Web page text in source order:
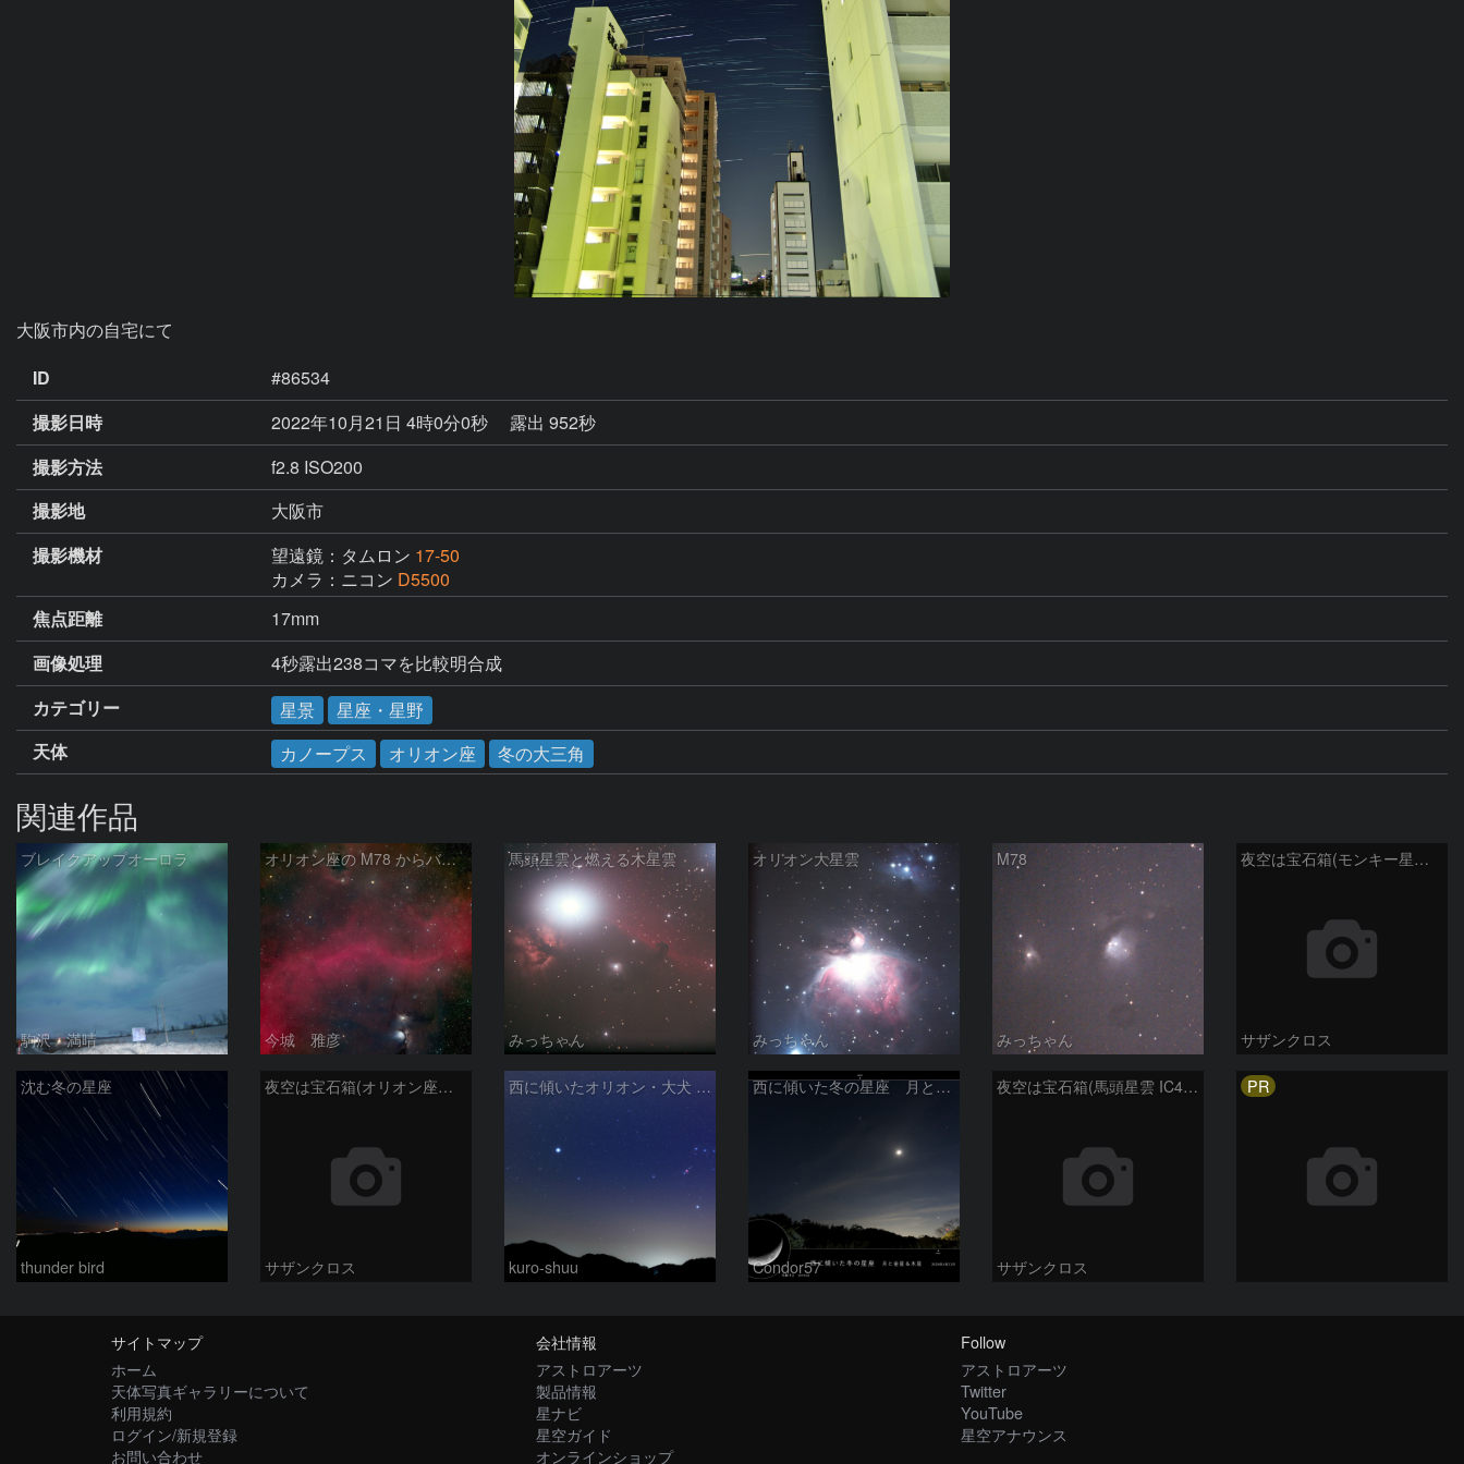
大阪市内の自宅にて
ID
#86534
撮影日時
2022年10月21日 4時0分0秒
露出 952秒
撮影方法
f2.8 ISO200
撮影地
大阪市
撮影機材
望遠鏡：タムロン 17-50
カメラ：ニコン D5500
焦点距離
17mm
画像処理
4秒露出238コマを比較明合成
カテゴリー
星景
星座・星野
天体
カノープス オリオン座 冬の大三角
関連作品
ブレイクアップオーロラ
駒沢 満晴
オリオン座の M78 からバーナードループをまたいで LDN1622あたり
今城 雅彦
馬頭星雲と燃える木星雲
みっちゃん
オリオン大星雲
みっちゃん
M78
みっちゃん
夜空は宝石箱(モンキー星雲 NGC2174) Seestar50
サザンクロス
沈む冬の星座
thunder bird
夜空は宝石箱(オリオン座大星雲 M42) Seestar50
サザンクロス
西に傾いたオリオン・大犬 (2026/04/21)
kuro-shuu
西に傾いた冬の星座 月と金星＆木星
Condor57
夜空は宝石箱(馬頭星雲 IC434) Seestar50
サザンクロス
PR
サイトマップ
ホーム
天体写真ギャラリーについて
利用規約
ログイン/新規登録
お問い合わせ
会社情報
アストロアーツ
製品情報
星ナビ
星空ガイド
オンラインショップ
Follow
アストロアーツ
Twitter
YouTube
星空アナウンス